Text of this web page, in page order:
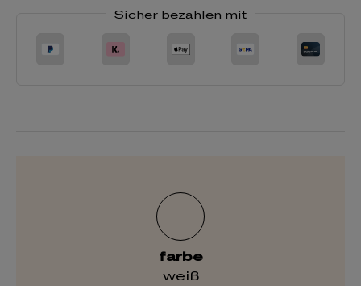
Sicher bezahlen mit
farbe
weiß